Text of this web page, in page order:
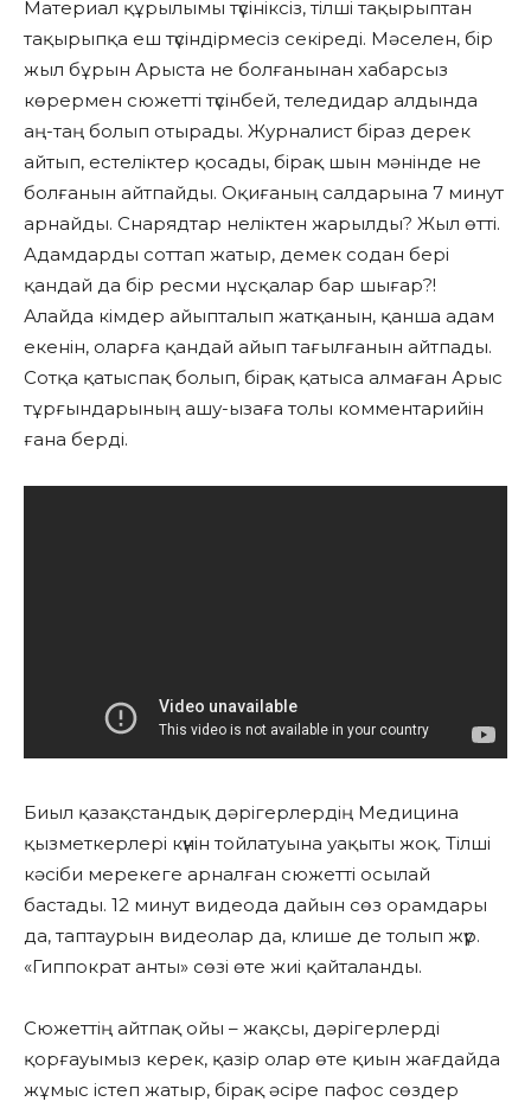
Материал құрылымы түсініксіз, тілші тақырыптан
тақырыпқа еш түсіндірмесіз секіреді. Мәселен, бір
жыл бұрын Арыста не болғанынан хабарсыз
көрермен сюжетті түсінбей, теледидар алдында
аң-таң болып отырады. Журналист біраз дерек
айтып, естеліктер қосады, бірақ шын мәнінде не
болғанын айтпайды. Оқиғаның салдарына 7 минут
арнайды. Снарядтар неліктен жарылды? Жыл өтті.
Адамдарды соттап жатыр, демек содан бері
қандай да бір ресми нұсқалар бар шығар?!
Алайда кімдер айыпталып жатқанын, қанша адам
екенін, оларға қандай айып тағылғанын айтпады.
Сотқа қатыспақ болып, бірақ қатыса алмаған Арыс
тұрғындарының ашу-ызаға толы комментарийін
ғана берді.
Биыл қазақстандық дәрігерлердің Медицина
қызметкерлері күнін тойлатуына уақыты жоқ. Тілші
кәсіби мерекеге арналған сюжетті осылай
бастады. 12 минут видеода дайын сөз орамдары
да, таптаурын видеолар да, клише де толып жүр.
«Гиппократ анты» сөзі өте жиі қайталанды.
Сюжеттің айтпақ ойы – жақсы, дәрігерлерді
қорғауымыз керек, қазір олар өте қиын жағдайда
жұмыс істеп жатыр, бірақ әсіре пафос сөздер